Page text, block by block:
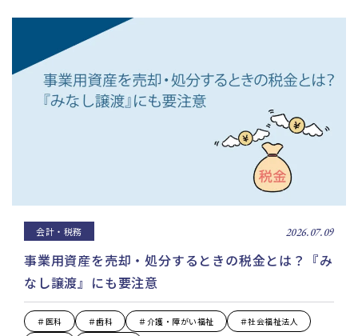
会計・税務 2026.07.09
事業用資産を売却・処分するときの税金とは？『み
なし譲渡』にも要注意
＃医科 ＃歯科 ＃介護・障がい福祉
＃社会福祉法人